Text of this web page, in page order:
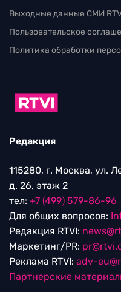
Выходные данные СМИ
Пользовательское
Политика обработки
Редакция
115280, г. Москва, ул.
д. 26, этаж 2
тел: +7 (499) 579-86-96
Для общих вопросов:
Редакция RTVI:
Маркетинг/PR:
Реклама RTVI: adv-
Партнерские